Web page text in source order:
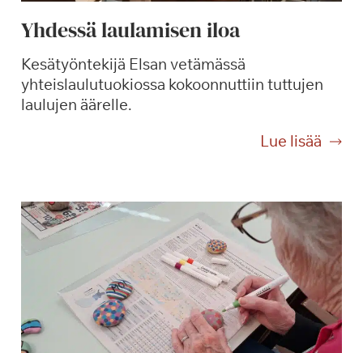
Yhdessä laulamisen iloa
Kesätyöntekijä Elsan vetämässä
yhteislaulutuokiossa kokoonnuttiin tuttujen
laulujen äärelle.
Lue lisää
Y
e
s
s
ä
l
a
u
l